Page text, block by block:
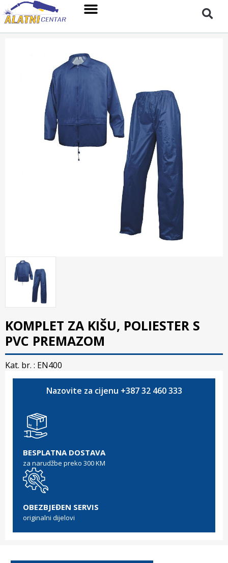
KOMPLET ZA KIŠU, POLIESTER S
PVC PREMAZOM
Kat. br. : EN400
Nazovite za cijenu +387 32 460 333
BESPLATNA DOSTAVA
za narudžbe preko 300 KM
OBEZBJEĐEN SERVIS
originalni dijelovi